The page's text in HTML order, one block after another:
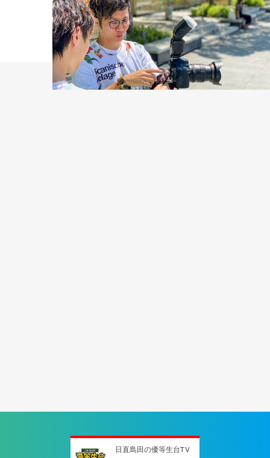
日直島田の優等生台TV